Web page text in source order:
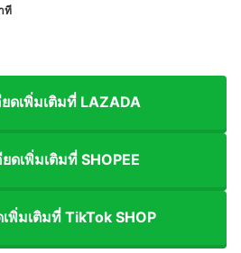
ที
ยดเพิ่มเติมที่ LAZADA
ดเพิ่มเติมที่ SHOPEE
เพิ่มเติมที่ TikTok SHOP